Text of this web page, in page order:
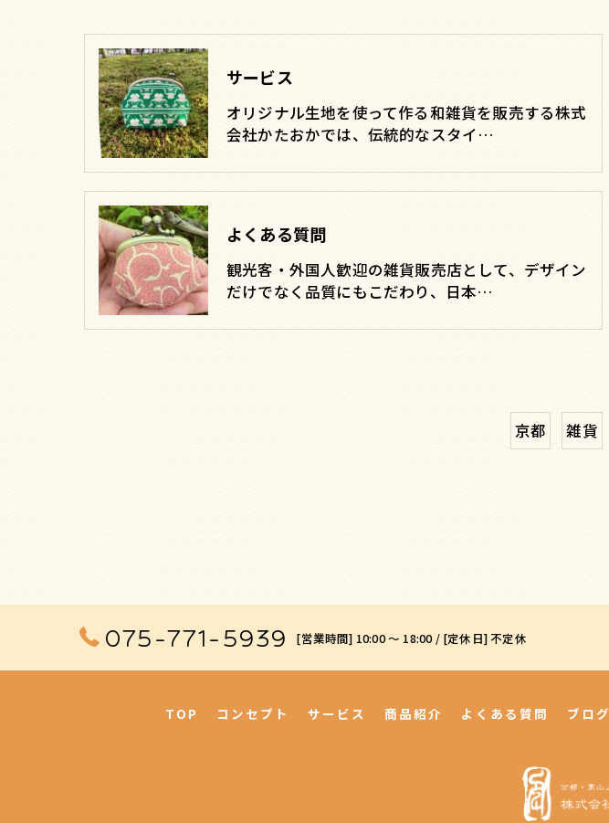
サービス
オリジナル生地を使って作る和雑貨を販売する株式
会社かたおかでは、伝統的なスタイ…
よくある質問
観光客・外国人歓迎の雑貨販売店として、デザイン
だけでなく品質にもこだわり、日本…
京都 雑貨
075-771-5939 [営業時間] 10:00 〜 18:00 / [定休日] 不定休
TOP コンセプト サービス 商品紹介 よくある質問 ブログ